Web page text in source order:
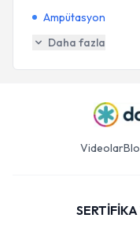
Ampütasyon
Daha fazla
Videolar